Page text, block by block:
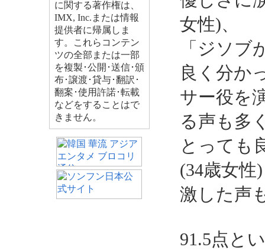
に関する著作権は、
IMX, Inc.または情報
提供者に帰属しま
す。これらコンテン
ツの全部または一部
を複製･公開･送信･頒
布･譲渡･貸与･翻訳･
翻案･使用許諾･転載
などをすることはで
きません。
女性)、
「ジソ
良く分か
サー役を
る声も多
とっても
(34歳女
激した声
91.5点と